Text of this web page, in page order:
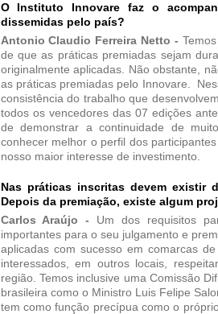
O Instituto Innovare faz o
dissemidas pelo país?
Antonio Claudio Ferreira Netto -
de que as práticas premiadas sejam
originalmente aplicadas. Não obstante,
as práticas premiadas pelo Innovare.
consistência do trabalho que
todos os vencedores das 07 edições
de demonstrar a continuidade de
conhecer melhor o perfil dos
nosso maior interesse de investimento.
Nas práticas inscritas devem existir
Depois da premiação, existe algum
Carlos Araújo - Um dos requisitos
importantes para o seu julgamento e
aplicadas com sucesso em comarcas
interessados, em outros locais,
região. Temos inclusive uma Comissão
brasileira como o Ministro Luis Felipe
tem como função precípua como o